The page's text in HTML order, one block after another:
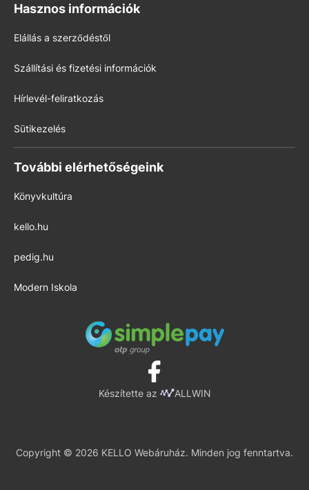
Hasznos információk
Elállás a szerződéstől
Szállítási és fizetési információk
Hírlevél-feliratkozás
Sütikezelés
További elérhetőségeink
Könyvkultúra
kello.hu
pedig.hu
Modern Iskola
Készítette az ALLWIN
Copyright © 2026 KELLO Webáruház. Minden jog fenntartva.